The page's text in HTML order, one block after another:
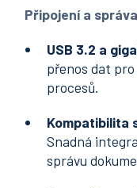
Připojení a správa
USB 3.2 a
přenos dat
procesů.
Kompatibilita
Snadná
správu